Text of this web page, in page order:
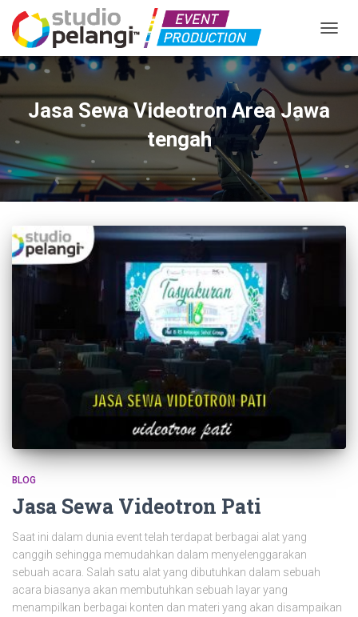
Jasa Sewa Videotron Area Jawa
tengah
BLOG
Jasa Sewa Videotron Pati
Saat ini dalam dunia event telah terdapat berbagai alat yang
canggih sehingga memudahkan dalam menyelenggarakan
sebuah acara. Salah satu alat yang dibutuhkan dalam sebuah
acara biasanya akan membutuhkan sebuah layar yang
menampilkan berbagai konten dan materi yang akan disampaikan